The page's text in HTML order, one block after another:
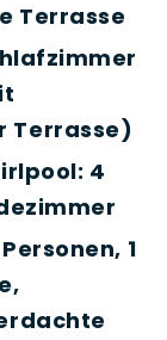
Terrasse
Terrasse)
4
1